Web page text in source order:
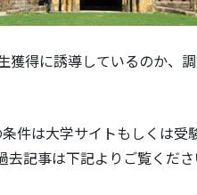
得に誘導しているのか、調
件は大学サイトもしくは受
去記事は下記よりご覧く